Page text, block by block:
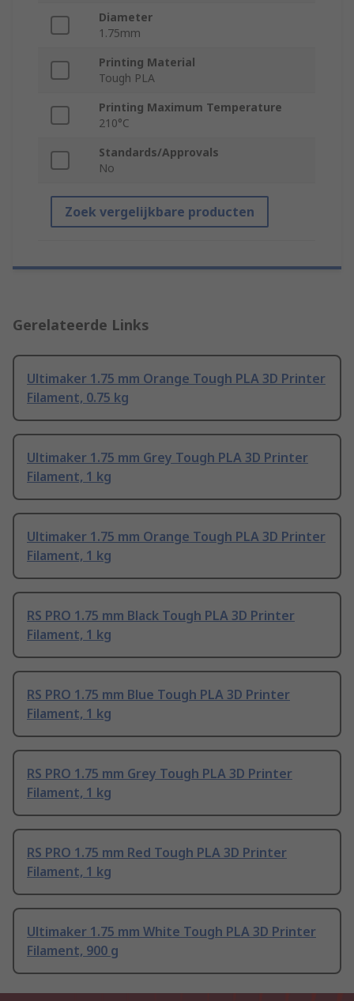
Diameter
1.75mm
Printing Material
Tough PLA
Printing Maximum Temperature
210°C
Standards/Approvals
No
Zoek vergelijkbare producten
Gerelateerde Links
Ultimaker 1.75 mm Orange Tough PLA 3D Printer
Filament, 0.75 kg
Ultimaker 1.75 mm Grey Tough PLA 3D Printer
Filament, 1 kg
Ultimaker 1.75 mm Orange Tough PLA 3D Printer
Filament, 1 kg
RS PRO 1.75 mm Black Tough PLA 3D Printer
Filament, 1 kg
RS PRO 1.75 mm Blue Tough PLA 3D Printer
Filament, 1 kg
RS PRO 1.75 mm Grey Tough PLA 3D Printer
Filament, 1 kg
RS PRO 1.75 mm Red Tough PLA 3D Printer
Filament, 1 kg
Ultimaker 1.75 mm White Tough PLA 3D Printer
Filament, 900 g